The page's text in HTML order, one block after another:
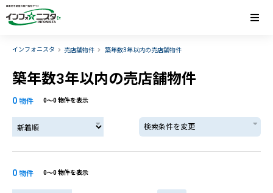
インフォニスタ 売店舗物件 築年数3年以内の売店舗物件
築年数3年以内の売店舗物件
0 物件 0〜0 物件を表示
検索条件を変更
0 物件 0〜0 物件を表示